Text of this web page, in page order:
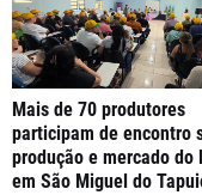
Mais de 70 produtores
participam de encontro
produção e mercado do
em São Miguel do